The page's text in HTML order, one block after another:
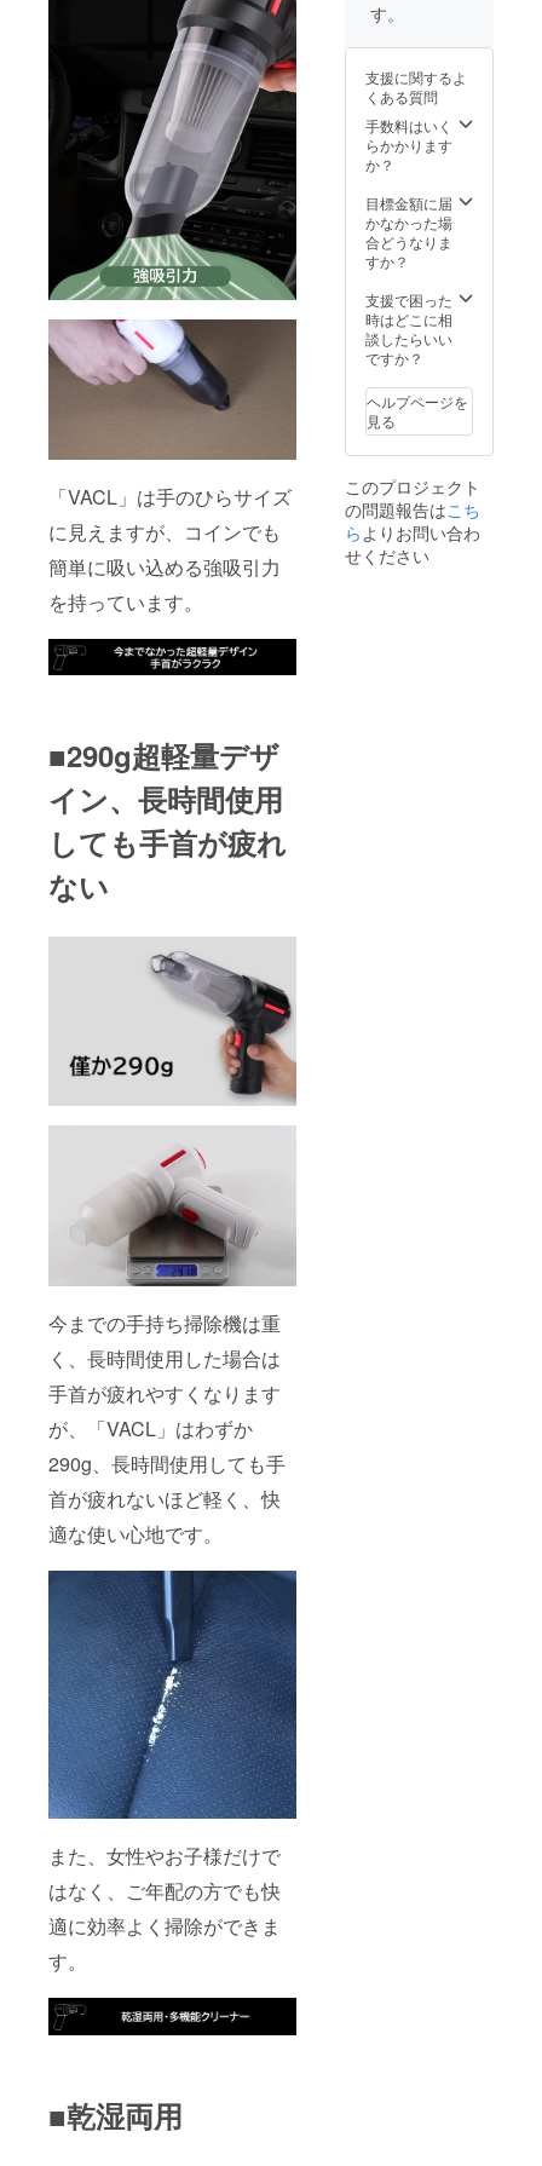
「VACL」は手のひらサイズ
に見えますが、コインでも
簡単に吸い込める強吸引力
を持っています。
■290g超軽量デザ
イン、長時間使用
しても手首が疲れ
ない
今までの手持ち掃除機は重
く、長時間使用した場合は
手首が疲れやすくなります
が、「VACL」はわずか
290g、長時間使用しても手
首が疲れないほど軽く、快
適な使い心地です。
また、女性やお子様だけで
はなく、ご年配の方でも快
適に効率よく掃除ができま
す。
■乾湿両用
予定価
17,000
円 ※ご
注文状
況、使
用部材
状況、
製造工
程上の
都合等
出荷時
期が遅
れる場
合があ
す。
す。
支援に関するよ
くある質問
手数料はいく
らかかります
か？
目標金額に届
かなかった場
合どうなりま
すか？
支援で困った
時はどこに相
談したらいい
ですか？
ヘルプページを
見る
このプロジェクト
の問題報告はこち
らよりお問い合わ
せください